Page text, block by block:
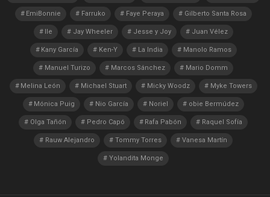
EmiBonnie Farruko Faye Peraya Gilberto Santa Rosa
Ile Jay Wheeler Jesse y Joy Juan Vélez
Kany García Ken-Y La India Manolo Ramos
Manuel Turizo Marcos Sánchez Mario Domm
Melina León Michael Stuart Micky Woodz Myke Towers
Mónica Puig Nio García Noriel obie Bermúdez
Olga Tañón Pedro Capó Rafa Pabón Raquel Sofía
Rauw Alejandro Tommy Torres Vanesa Martín
Yolandita Monge